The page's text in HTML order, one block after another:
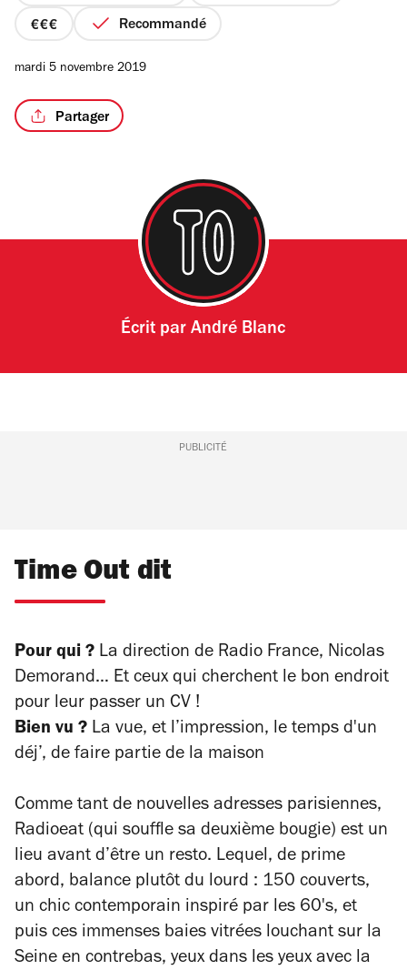
prix
4
Recommandé
mardi 5 novembre 2019
Partager
Écrit parAndré Blanc
PUBLICITÉ
Time Out dit
Pour qui ? La direction de Radio France, Nicolas
Demorand… Et ceux qui cherchent le bon endroit
pour leur passer un CV !
Bien vu ? La vue, et l’impression, le temps d'un
déj’, de faire partie de la maison
Comme tant de nouvelles adresses parisiennes,
Radioeat (qui souffle sa deuxième bougie) est un
lieu avant d’être un resto. Lequel, de prime
abord, balance plutôt du lourd : 150 couverts,
un chic contemporain inspiré par les 60's, et
puis ces immenses baies vitrées louchant sur la
Seine en contrebas, yeux dans les yeux avec la